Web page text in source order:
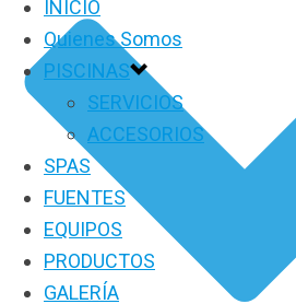
INICIO
Quienes Somos
PISCINAS
SERVICIOS
ACCESORIOS
SPAS
FUENTES
EQUIPOS
PRODUCTOS
GALERÍA